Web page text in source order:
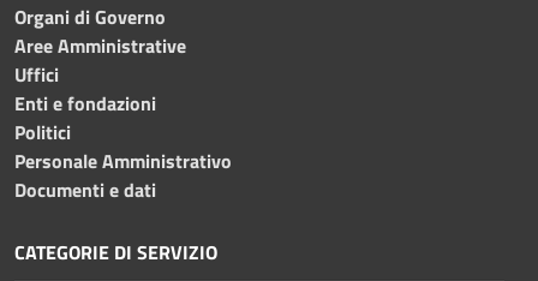
Organi di Governo
Aree Amministrative
Uffici
Enti e fondazioni
Politici
Personale Amministrativo
Documenti e dati
CATEGORIE DI SERVIZIO